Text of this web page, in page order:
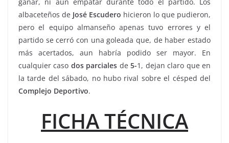
albaceteños de José Escudero hicieron lo que pudieron,
pero el equipo almanseño apenas tuvo errores y el
partido se cerró con una goleada que, de haber estado
más acertados, aun habría podido ser mayor. En
cualquier caso dos parciales de5-1, dejan claro que en
la tarde del sábado, no hubo rival sobre el césped del
Complejo Deportivo.
FICHA TÉCNICA